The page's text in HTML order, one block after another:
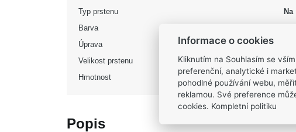
Typ prstenu
Na
Barva
Úprava
Velikost prstenu
52,
Hmotnost
2,4
Popis
Informace o cookies
Kliknutím na Souhlasím se
preferenční, analytické i
pohodlné používání webu,
reklamou. Své preference
cookies. Kompletní politiku